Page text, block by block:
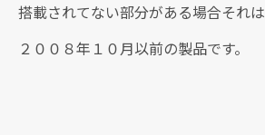
搭載されてない部分がある場合それは
２００８年１０月以前の製品です。